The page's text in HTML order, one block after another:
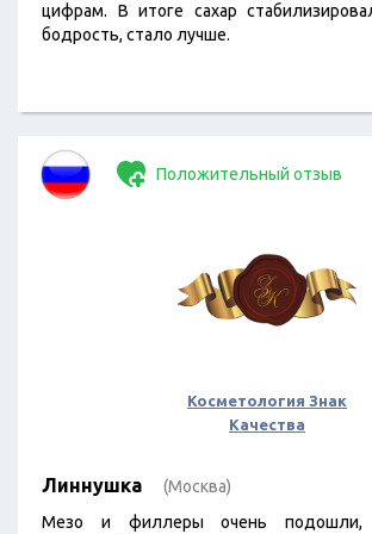
цифрам. В итоге сахар
бодрость, стало лучше.
Положительный отзыв
Косметология Знак
Качества
Линнушка (Москва)
Мезо и филлеры очень подошли,